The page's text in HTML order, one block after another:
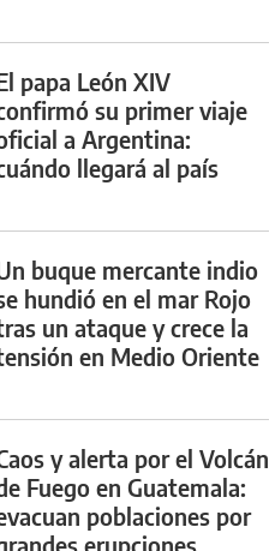
papa León XIV
su primer viaje
a Argentina:
llegará al país
buque mercante indio
hundió en el mar Rojo
un ataque y crece la
en Medio Oriente
y alerta por el Volcán
Fuego en Guatemala:
poblaciones por
erupciones